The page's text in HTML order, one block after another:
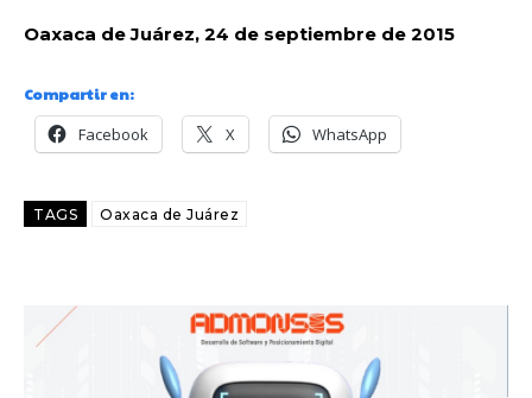
Oaxaca de Juárez, 24 de septiembre de 2015
Compartir en:
Facebook X WhatsApp
TAGS Oaxaca de Juárez